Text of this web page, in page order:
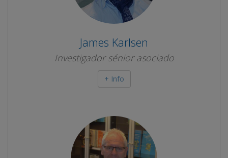
James Karlsen
Investigador sénior asociado
+ Info